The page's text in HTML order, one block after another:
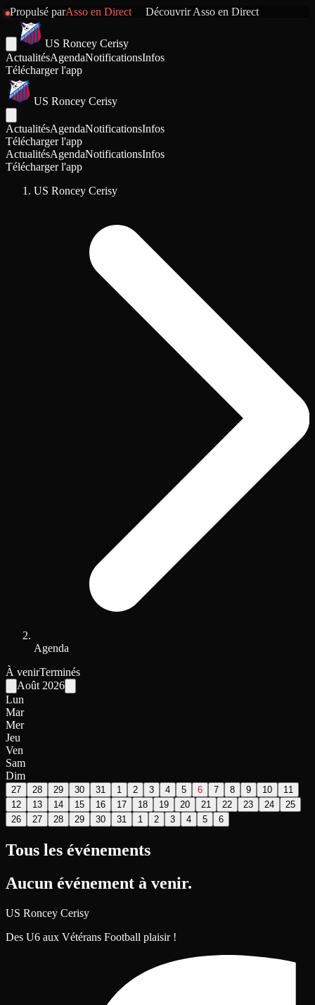
Propulsé parAsso en Direct DécouvrirAsso en Direct
US Roncey Cerisy
ActualitésAgendaNotificationsInfos
Télécharger l'app
US Roncey Cerisy
ActualitésAgendaNotificationsInfos
Télécharger l'app
ActualitésAgendaNotificationsInfos
Télécharger l'app
US Roncey Cerisy
Agenda
À venirTerminés
Août 2026
Lun
Mar
Mer
Jeu
Ven
Sam
Dim
27 28 29 30 31 1 2 3 4 5 6 7 8 9 10
11
12
13 14 15 16 17 18 19 20 21 22 23 24
25
26
27 28 29 30 31 1 2 3 4 5 6
Tous les événements
Aucun événement à venir.
US Roncey Cerisy
Des U6 aux Vétérans Football plaisir !